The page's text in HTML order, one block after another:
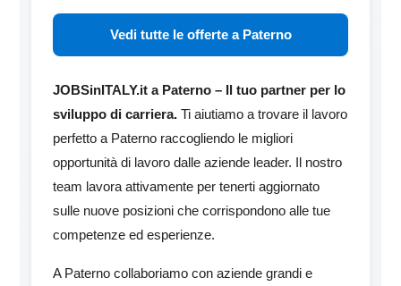
Vedi tutte le offerte a Paterno
JOBSinITALY.it a Paterno – Il tuo partner per lo
sviluppo di carriera. Ti aiutiamo a trovare il lavoro
perfetto a Paterno raccogliendo le migliori
opportunità di lavoro dalle aziende leader. Il nostro
team lavora attivamente per tenerti aggiornato
sulle nuove posizioni che corrispondono alle tue
competenze ed esperienze.
A Paterno collaboriamo con aziende grandi e